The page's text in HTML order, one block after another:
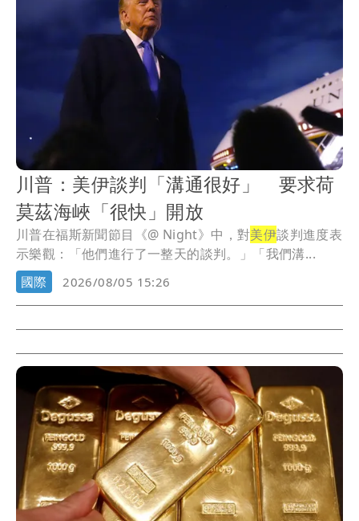
川普：美伊談判「溝通很好」 要求荷
莫茲海峽「很快」開放
川普在福斯新聞節目《@ Night》中，對美伊談判進度表
示樂觀：「他們進行了一整天的談判。」「我們溝...
國際
2026/08/05 15:26